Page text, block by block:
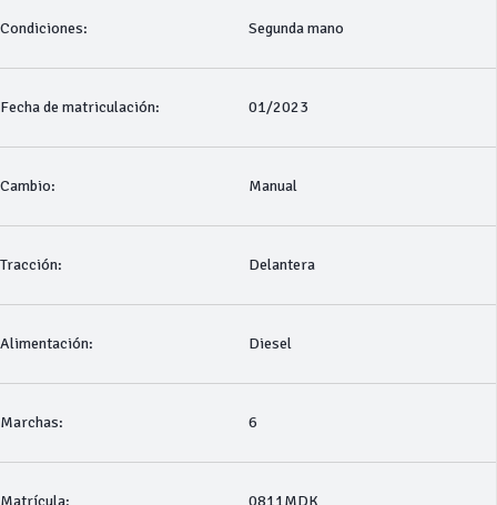
Condiciones: Segunda mano
Fecha de matriculación: 01/2023
Cambio: Manual
Tracción: Delantera
Alimentación: Diesel
Marchas: 6
Matrícula: 0811MDK